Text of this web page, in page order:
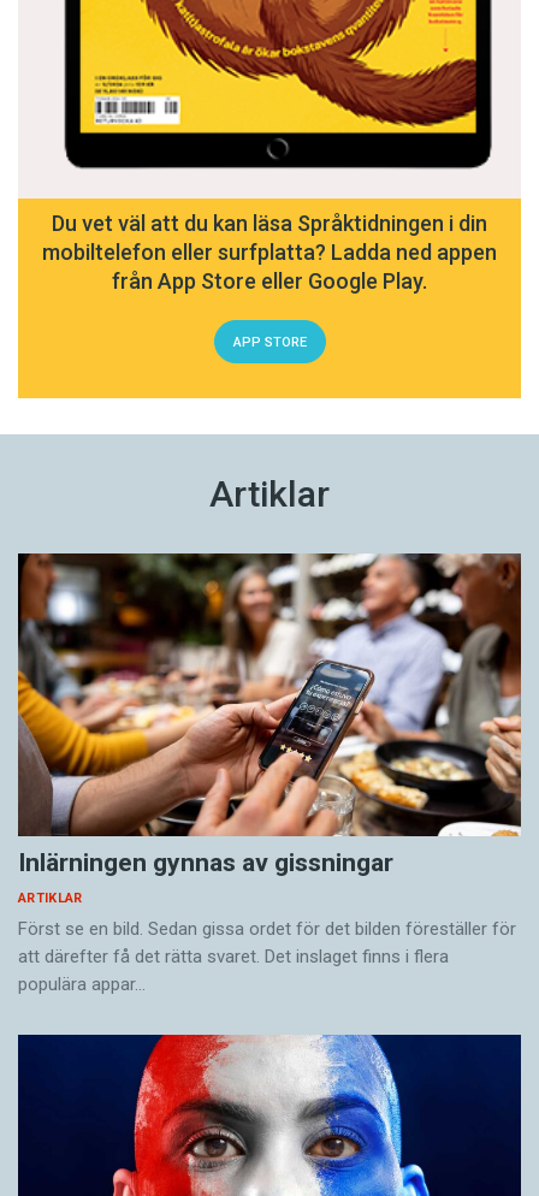
Du vet väl att du kan läsa Språktidningen i din
mobiltelefon eller surfplatta? Ladda ned appen
från App Store eller Google Play.
APP STORE
Artiklar
Inlärningen gynnas av gissningar
ARTIKLAR
Först se en bild. Sedan gissa ordet för det bilden föreställer för
att därefter få det rätta svaret. Det inslaget finns i flera
populära appar…